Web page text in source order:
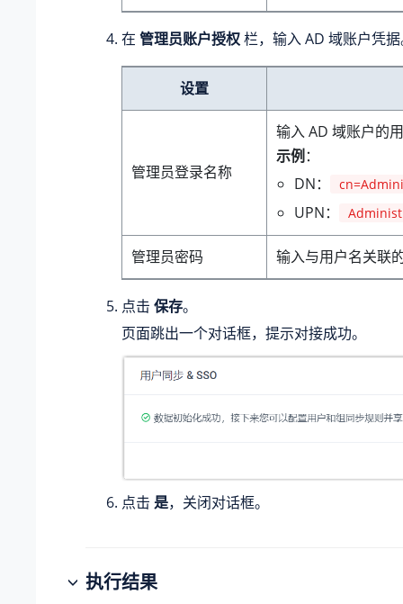
在 管理员账户授权栏，输入 AD 域账户凭
设置
管理员登录名称
输入 AD 域账户的
示例：
DN：
UPN：
管理员密码 输入与用户名关联
点击 保存。
页面跳出一个对话框，提示对接成功。
点击 是，关闭对话框。
执行结果